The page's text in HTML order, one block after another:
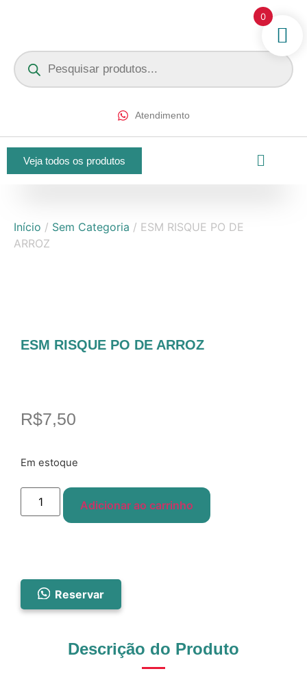
Atendimento
Veja todos os produtos
Início / Sem Categoria / ESM RISQUE PO DE
ARROZ
ESM RISQUE PO DE ARROZ
R$7,50
Em estoque
Adicionar ao carrinho
Reservar
Descrição do Produto
0